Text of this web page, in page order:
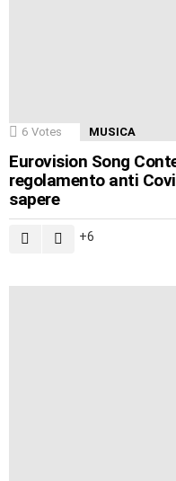
6 Votes MUSICA
Eurovision Song
regolamento anti
sapere
6